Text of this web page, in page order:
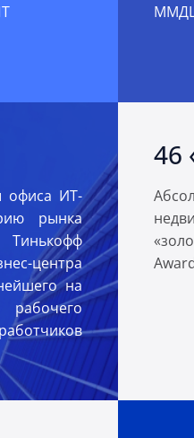
офиса ИТ-
рынка
центра
на
46